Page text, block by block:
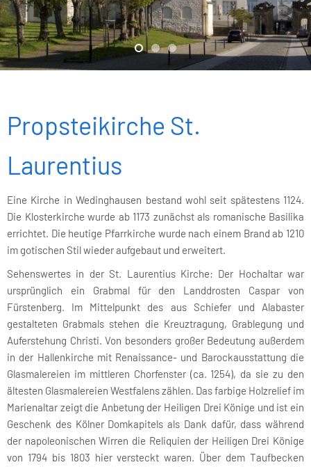
Propsteikirche St.
Laurentius
Eine Kirche in Wedinghausen bestand wohl seit spätestens 1124.
Die Klosterkirche wurde ab 1173 zunächst als romanische Basilika
errichtet. Die heutige Pfarrkirche wurde nach einem Brand ab 1210
im gotischen Stil wieder aufgebaut und erweitert.
Sehenswertes in der St. Laurentius Kirche: Der Hochaltar war
ursprünglich ein Grabmal für den Landdrosten Caspar von
Fürstenberg. Im Mittelpunkt des aus Schiefer und Alabaster
gestalteten Grabmals stehen die Kreuztragung, Grablegung und
Auferstehung Christi. Von besonders großer Bedeutung außerdem
in der Hallenkirche mit Renaissance- und Barockausstattung die
Glasmalereien im mittleren Chorfenster (ca. 1254), da sie zu den
ältesten Glasmalereien Westfalens zählen. Das farbige Holzrelief im
Marienaltar zeigt die Anbetung der Heiligen Drei Könige und ist ein
Geschenk des Kölner Domkapitels als Dank dafür, dass während
der napoleonischen Wirren die Reliquien der Heiligen Drei Könige
von 1794 bis 1803 hier versteckt waren. Über dem Taufbecken